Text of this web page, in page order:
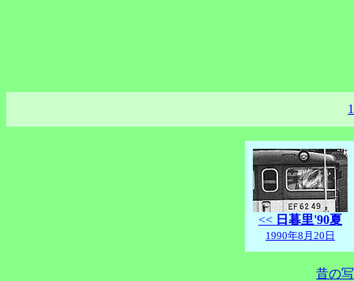
1
<< 日暮里'90夏
1990年8月20日
昔の